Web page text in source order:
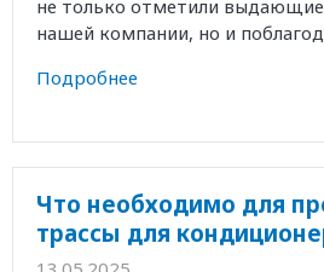
не только отметили
нашей компании, но и
Подробнее
Что необходимо для
трассы для